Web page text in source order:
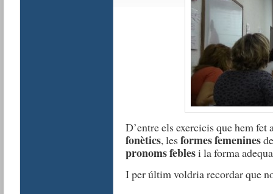
D’entre els exercicis que hem fet
fonètics, lesformes femenines
pronoms feblesi la forma
I per últim voldria recordar que